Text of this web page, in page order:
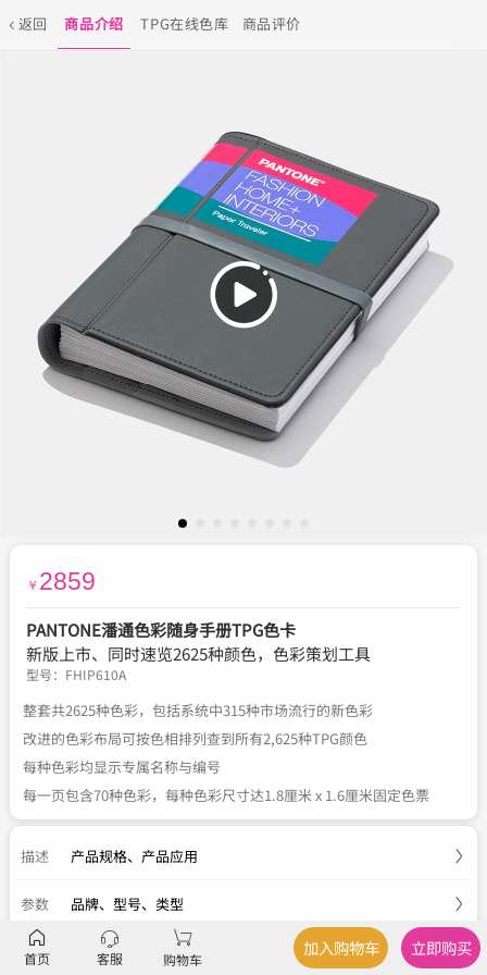
返回 商品介绍 TPG在线色库 商品评价
￥ 2859
PANTONE潘通色彩随身手册TPG色卡
新版上市、同时速览2625种颜色，色彩策划工具
型号： FHIP610A
整套共2625种色彩，包括系统中315种市场流行的新色彩
改进的色彩布局可按色相排列查到所有2,625种TPG颜色
每种色彩均显示专属名称与编号
每一页包含70种色彩，每种色彩尺寸达1.8厘米 x 1.6厘米固定色票
描述 产品规格、 产品应用
参数 品牌、型号、类型
服务 官方正品 关于税费、 七天退换
首页 客服 购物车
加入购物车 立即购买